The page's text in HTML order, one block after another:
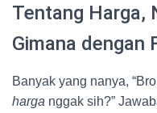
Tentang Harga,
Gimana dengan
Banyak yang nanya,
harga nggak sih?”